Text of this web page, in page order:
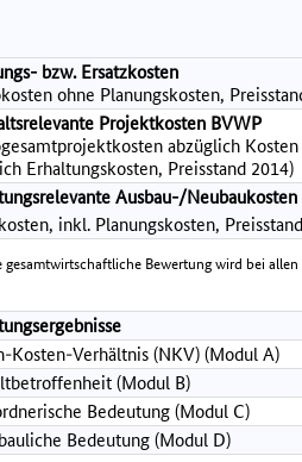
bzw. Ersatzkosten
ohne Planungskosten,
Projektkosten BVWP
abzüglich
Erhaltungskosten, Preisstand 2014)
Ausbau-/Neubaukosten
inkl. Planungskosten,
gesamtwirtschaftliche Bewertung wird bei
Kosten-Verhältnis (NKV) (Modul A)
(Modul B)
Bedeutung (Modul C)
Bedeutung (Modul D)